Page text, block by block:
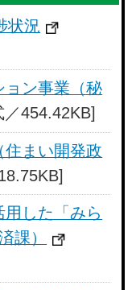
状況
ョン事業（秘
／454.42KB]
住まい開発政
した「みら
課）